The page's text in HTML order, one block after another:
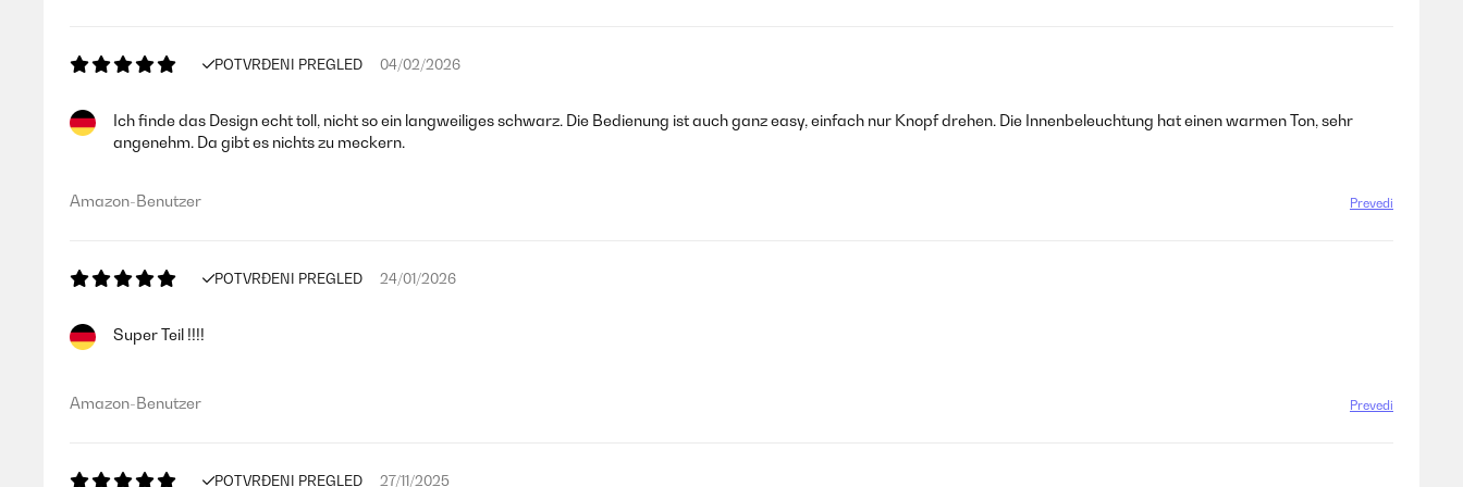
POTVRĐENI PREGLED 04/02/2026
Ich finde das Design echt toll, nicht so ein langweiliges schwarz. Die Bedienung ist auch ganz easy, einfach nur Knopf drehen. Die Innenbeleuchtung hat einen warmen Ton, sehr
angenehm. Da gibt es nichts zu meckern.
Amazon-Benutzer Prevedi
POTVRĐENI PREGLED 24/01/2026
Super Teil !!!!
Amazon-Benutzer Prevedi
POTVRĐENI PREGLED 27/11/2025